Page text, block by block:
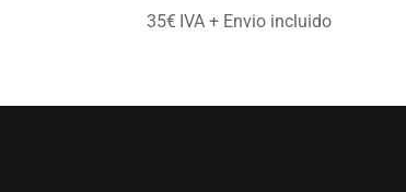
35€ IVA + Envio incluido